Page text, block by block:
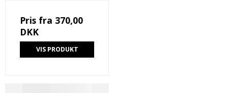
Pris fra 370,00
DKK
VIS PRODUKT